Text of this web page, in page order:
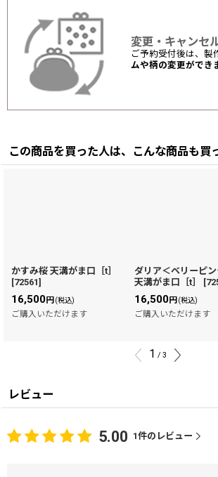
変更・キャンセ
ご予約受付後は、製
ムや柄の変更ができ
この商品を買った人は、こんな商品も買
かすみ桜 天溝がま口［t］
[72561]
16,500円 (税込)
ご購入いただけます
ダリア＜ベリーピン
天溝がま口［t］
[
16,500円 (税込)
ご購入いただけます
1 / 3
レビュー
5.00 1件のレビュー